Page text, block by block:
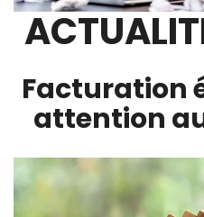
Facturation
attention